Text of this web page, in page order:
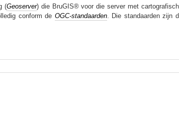
(Geoserver) die BruGIS® voor die server met
conform de OGC-standaarden. Die standaarden zijn